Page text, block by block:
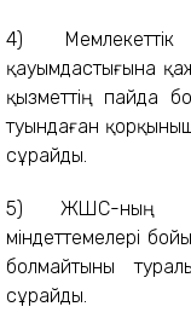
4)
қауымдастығына
қызметтің пайда
туындаған
сұрайды.
5) ЖШС-ның
міндеттемелері
болмайтыны
сұрайды.